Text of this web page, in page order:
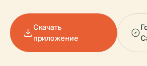
Скачать
приложение